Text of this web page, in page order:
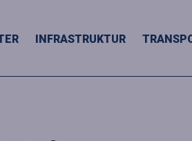
INFRASTRUKTUR